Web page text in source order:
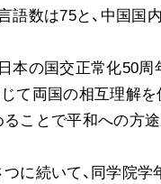
語数は75と、中国国
本の国交正常化50
て両国の相互理解
ことで平和への方
に続いて、同学院